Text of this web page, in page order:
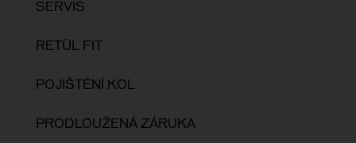
SERVIS
RETÜL FIT
POJIŠTĚNÍ KOL
PRODLOUŽENÁ ZÁRUKA